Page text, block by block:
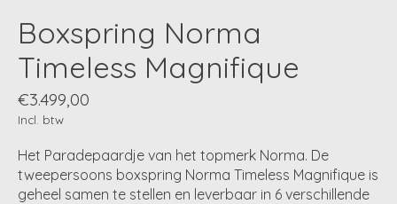
Boxspring Norma
Timeless Magnifique
€3.499,00
Incl. btw
Het Paradepaardje van het topmerk Norma. De
tweepersoons boxspring Norma Timeless Magnifique is
geheel samen te stellen en leverbaar in 6 verschillende